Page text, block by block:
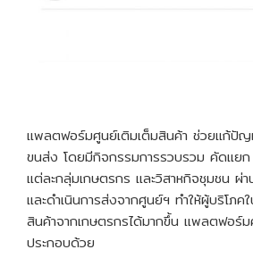
แพลตฟอร์มศูนย์เติมเต็มสินค้า ช่วยแก้ปัญ
ขนส่ง โดยมีกิจกรรมการรวบรวม คัดแย
แต่ละกลุ่มเกษตรกร และวิสาหกิจชุมชน ผ่
และดำเนินการส่งจากศูนย์ฯ ทำให้ผู้บริโภค
สินค้าจากเกษตรกรได้มากขึ้น แพลตฟอร์ม
ประกอบด้วย